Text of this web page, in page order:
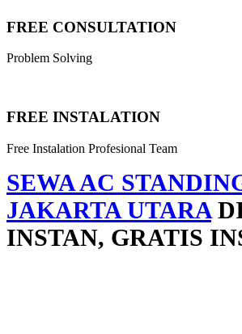
FREE CONSULTATION
Problem Solving
FREE INSTALATION
Free Instalation Profesional Team
SEWA AC
JAKARTA UTARA
INSTAN, GRATIS